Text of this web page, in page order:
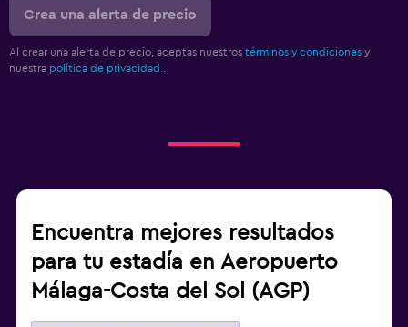
Crea una alerta de precio
Al crear una alerta de precio, aceptas nuestros términos y condiciones y
nuestra política de privacidad..
Encuentra mejores resultados
para tu estadía en Aeropuerto
Málaga-Costa del Sol (AGP)